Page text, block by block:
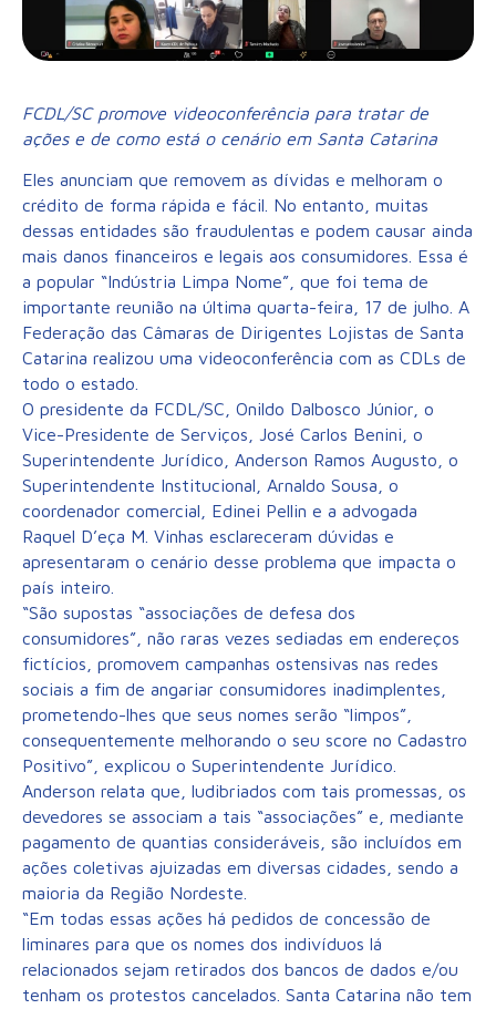
FCDL/SC promove videoconferência para tratar de
ações e de como está o cenário em Santa Catarina
Eles anunciam que removem as dívidas e melhoram o
crédito de forma rápida e fácil. No entanto, muitas
dessas entidades são fraudulentas e podem causar ainda
mais danos financeiros e legais aos consumidores. Essa é
a popular “Indústria Limpa Nome”, que foi tema de
importante reunião na última quarta-feira, 17 de julho. A
Federação das Câmaras de Dirigentes Lojistas de Santa
Catarina realizou uma videoconferência com as CDLs de
todo o estado.
O presidente da FCDL/SC, Onildo Dalbosco Júnior, o
Vice-Presidente de Serviços, José Carlos Benini, o
Superintendente Jurídico, Anderson Ramos Augusto, o
Superintendente Institucional, Arnaldo Sousa, o
coordenador comercial, Edinei Pellin e a advogada
Raquel D’eça M. Vinhas esclareceram dúvidas e
apresentaram o cenário desse problema que impacta o
país inteiro.
“São supostas “associações de defesa dos
consumidores”, não raras vezes sediadas em endereços
fictícios, promovem campanhas ostensivas nas redes
sociais a fim de angariar consumidores inadimplentes,
prometendo-lhes que seus nomes serão “limpos”,
consequentemente melhorando o seu score no Cadastro
Positivo”, explicou o Superintendente Jurídico.
Anderson relata que, ludibriados com tais promessas, os
devedores se associam a tais “associações” e, mediante
pagamento de quantias consideráveis, são incluídos em
ações coletivas ajuizadas em diversas cidades, sendo a
maioria da Região Nordeste.
“Em todas essas ações há pedidos de concessão de
liminares para que os nomes dos indivíduos lá
relacionados sejam retirados dos bancos de dados e/ou
tenham os protestos cancelados. Santa Catarina não tem